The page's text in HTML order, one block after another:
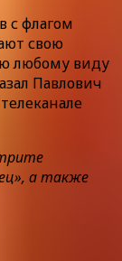
с флагом
свою
любому виду
Павлович
а также